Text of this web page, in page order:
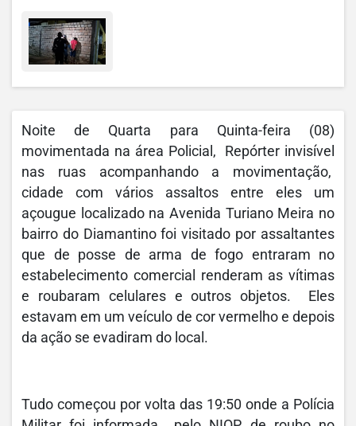
Noite de Quarta para Quinta-feira (08)
movimentada na área Policial, Repórter invisível
nas ruas acompanhando a movimentação,
cidade com vários assaltos entre eles um
açougue localizado na Avenida Turiano Meira no
bairro do Diamantino foi visitado por assaltantes
que de posse de arma de fogo entraram no
estabelecimento comercial renderam as vítimas
e roubaram celulares e outros objetos. Eles
estavam em um veículo de cor vermelho e depois
da ação se evadiram do local.
Tudo começou por volta das 19:50 onde a Polícia